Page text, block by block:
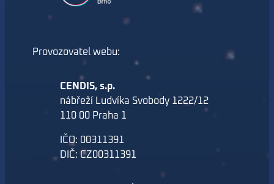
Provozovatel webu:
CENDIS, s.p.
nábřeží Ludvíka Svobody 1222/12
110 00 Praha 1
IČO: 00311391
DIČ: CZ00311391